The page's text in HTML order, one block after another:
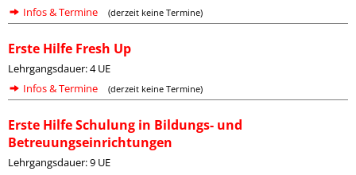
Infos & Termine
(derzeit keine Termine)
Erste Hilfe Fresh Up
Lehrgangsdauer: 4 UE
Infos & Termine
(derzeit keine Termine)
Erste Hilfe Schulung in Bildungs- und
Betreuungseinrichtungen
Lehrgangsdauer: 9 UE